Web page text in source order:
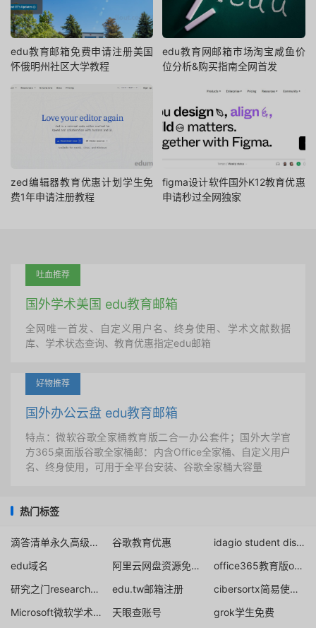
edu教育邮箱免费申请注册美国
怀俄明州社区大学教程
edu教育网邮箱市场淘宝咸鱼价
位分析&购买指南全网首发
zed编辑器教育优惠计划学生免
费1年申请注册教程
figma设计软件国外K12教育优惠
申请秒过全网独家
吐血推荐
国外学术美国 edu教育邮箱
全网唯一首发、自定义用户名、终身使用、学术文献数据
库、学术状态查询、教育优惠指定edu邮箱
好物推荐
国外办公云盘 edu教育邮箱
特点：微软谷歌全家桶教育版二合一办公套件；国外大学官
方365桌面版谷歌全家桶邮：内含Office全家桶、自定义用户
名、终身使用，可用于全平台安装、谷歌全家桶大容量
热门标签
滴答清单永久高级会员 谷歌教育优惠
idagio student discount buy
edu域名
阿里云网盘资源免费分享论坛
office365教育版office桌面版取消
研究之门researchgate
edu.tw邮箱注册
cibersortx简易使用教程
Microsoft微软学术身份
天眼查账号 grok学生免费